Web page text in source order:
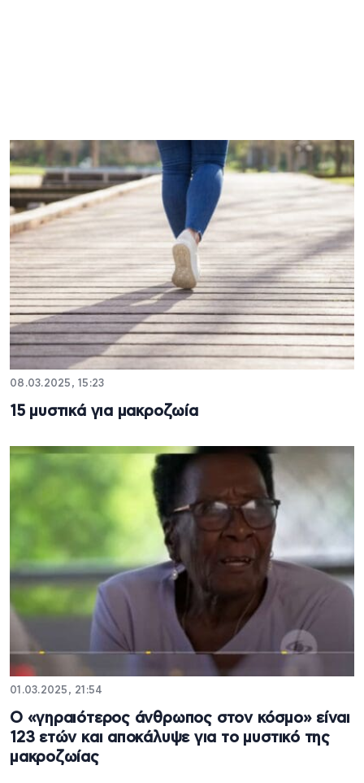
08.03.2025, 15:23
15 μυστικά για μακροζωία
01.03.2025, 21:54
Ο «γηραιότερος άνθρωπος στον κόσμο» είναι
123 ετών και αποκάλυψε για το μυστικό της
μακροζωίας